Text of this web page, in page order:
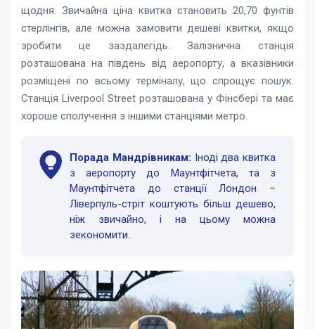
щодня. Звичайна ціна квитка становить 20,70 фунтів
стерлінгів, але можна замовити дешеві квитки, якщо
зробити це заздалегідь. Залізнична станція
розташована на південь від аеропорту, а вказівники
розміщені по всьому терміналу, що спрощує пошук.
Станція Liverpool Street розташована у Фінсбері та має
хороше сполучення з іншими станціями метро.
Порада Мандрівникам: Іноді два квитка
з аеропорту до Маунтфітчета, та з
Маунтфітчета до станції Лондон –
Ліверпуль-стріт коштують більш дешево,
ніж звичайно, і на цьому можна
зекономити.